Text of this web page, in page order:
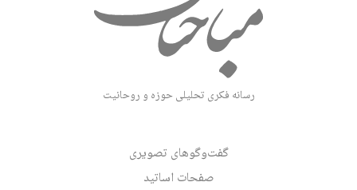
رسانه فکری تحلیلی حوزه و روحانیت
گفت‌وگوهای تصویری
صفحات اساتید